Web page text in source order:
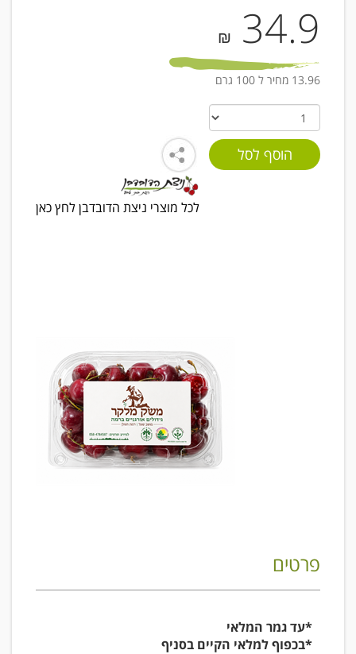
34.9
₪
13.96 מחיר ל 100 גרם
לכל מוצרי ניצת הדובדבן לחץ כאן
פרטים
*עד גמר המלאי
*בכפוף למלאי הקיים בסניף